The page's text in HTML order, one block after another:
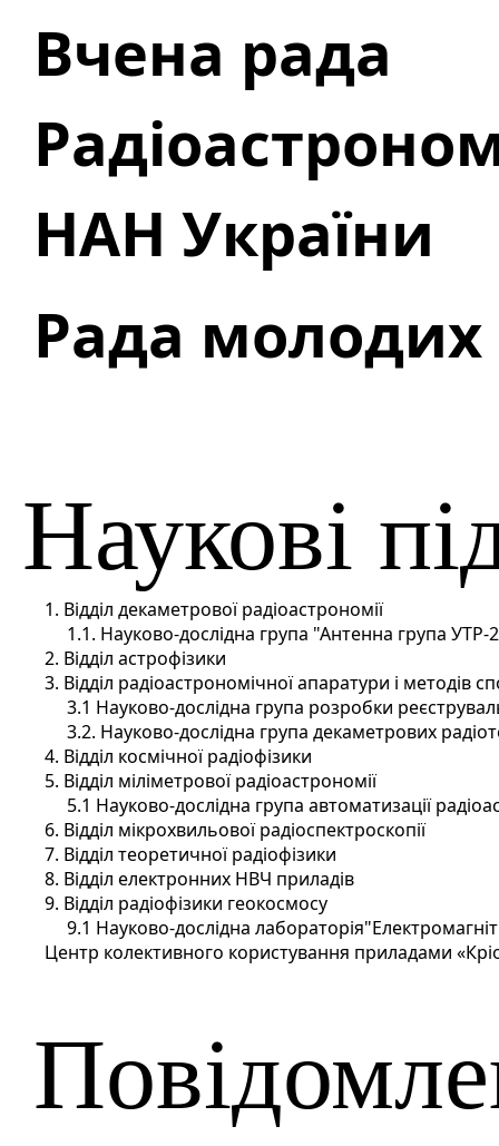
Вчена рада
НАН України
Рада
Наукові
1. Відділ декаметрової радіоастрономії
1.1. Науково-дослідна група "Антенна група УТР-
2. Відділ астрофізики
3. Відділ радіоастрономічної апаратури і методів
3.1 Науково-дослідна група розробки
3.2. Науково-дослідна група декаметрових
4. Відділ космічної радіофізики
5. Відділ міліметрової радіоастрономії
5.1 Науково-дослідна група автоматизації
6. Відділ мікрохвильової радіоспектроскопії
7. Відділ теоретичної радіофізики
8. Відділ електронних НВЧ приладів
9. Відділ радіофізики геокосмосу
9.1 Науково-дослідна
Центр колективного користування приладами